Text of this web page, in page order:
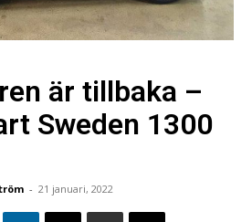
är tillbaka –
Sweden 1300
- 21 januari, 2022